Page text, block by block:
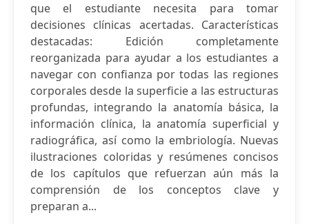
que el estudiante necesita para tomar
decisiones clínicas acertadas. Características
destacadas: Edición completamente
reorganizada para ayudar a los estudiantes a
navegar con confianza por todas las regiones
corporales desde la superficie a las estructuras
profundas, integrando la anatomía básica, la
información clínica, la anatomía superficial y
radiográfica, así como la embriología. Nuevas
ilustraciones coloridas y resúmenes concisos
de los capítulos que refuerzan aún más la
comprensión de los conceptos clave y
preparan a...